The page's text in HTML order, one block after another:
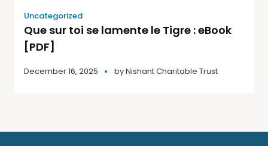
Uncategorized
Que sur toi se lamente le Tigre : eBook
[PDF]
December 16, 2025 byNishant Charitable Trust